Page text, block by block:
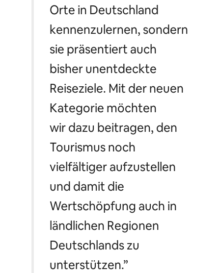
Orte in Deutschland
kennenzulernen, sondern
sie präsentiert auch
bisher unentdeckte
Reiseziele. Mit der neuen
Kategorie möchten
wir dazu beitragen, den
Tourismus noch
vielfältiger aufzustellen
und damit die
Wertschöpfung auch in
ländlichen Regionen
Deutschlands zu
unterstützen.”